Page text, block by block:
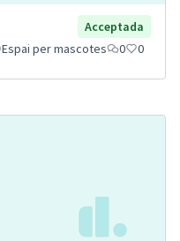
Acceptada
Espai per mascotes 0 0